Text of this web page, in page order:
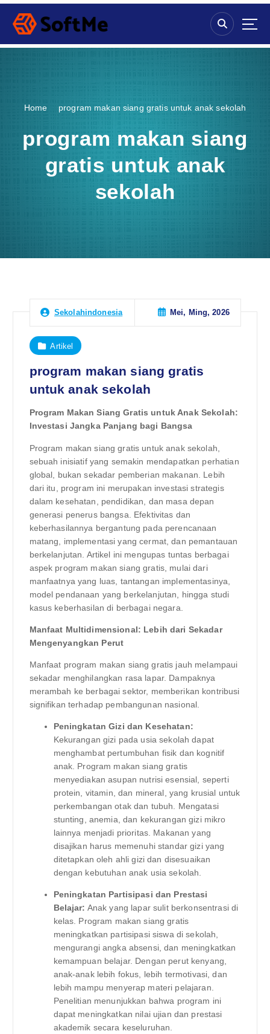
S
p
Home program makan siang gratis untuk anak sekolah
program makan siang
gratis untuk anak
sekolah
Sekolahindonesia Mei, Ming, 2026
Artikel
program makan siang gratis
untuk anak sekolah
Program Makan Siang Gratis untuk Anak Sekolah:
Investasi Jangka Panjang bagi Bangsa
Program makan siang gratis untuk anak sekolah,
sebuah inisiatif yang semakin mendapatkan perhatian
global, bukan sekadar pemberian makanan. Lebih
dari itu, program ini merupakan investasi strategis
dalam kesehatan, pendidikan, dan masa depan
generasi penerus bangsa. Efektivitas dan
keberhasilannya bergantung pada perencanaan
matang, implementasi yang cermat, dan pemantauan
berkelanjutan. Artikel ini mengupas tuntas berbagai
aspek program makan siang gratis, mulai dari
manfaatnya yang luas, tantangan implementasinya,
model pendanaan yang berkelanjutan, hingga studi
kasus keberhasilan di berbagai negara.
Manfaat Multidimensional: Lebih dari Sekadar
Mengenyangkan Perut
Manfaat program makan siang gratis jauh melampaui
sekadar menghilangkan rasa lapar. Dampaknya
merambah ke berbagai sektor, memberikan kontribusi
signifikan terhadap pembangunan nasional.
Peningkatan Gizi dan Kesehatan:
Kekurangan gizi pada usia sekolah dapat
menghambat pertumbuhan fisik dan kognitif
anak. Program makan siang gratis
menyediakan asupan nutrisi esensial, seperti
protein, vitamin, dan mineral, yang krusial untuk
perkembangan otak dan tubuh. Mengatasi
stunting, anemia, dan kekurangan gizi mikro
lainnya menjadi prioritas. Makanan yang
disajikan harus memenuhi standar gizi yang
ditetapkan oleh ahli gizi dan disesuaikan
dengan kebutuhan anak usia sekolah.
Peningkatan Partisipasi dan Prestasi
Belajar: Anak yang lapar sulit berkonsentrasi di
kelas. Program makan siang gratis
meningkatkan partisipasi siswa di sekolah,
mengurangi angka absensi, dan meningkatkan
kemampuan belajar. Dengan perut kenyang,
anak-anak lebih fokus, lebih termotivasi, dan
lebih mampu menyerap materi pelajaran.
Penelitian menunjukkan bahwa program ini
dapat meningkatkan nilai ujian dan prestasi
akademik secara keseluruhan.